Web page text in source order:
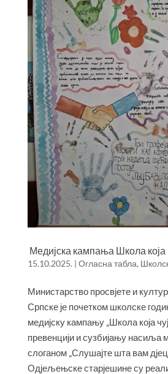
Медијска кампања Школа која
15.10.2025. | Огласна табла,
Министарство просвјете и
Српске је почетком школске
медијску кампању „Школа која
превенцији и сузбијању насиља
слоганом „Слушајте шта вам
Одјељењске старјешине су